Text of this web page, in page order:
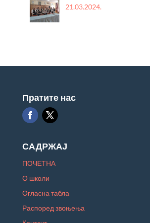
21.03.2024.
Пратите нас
САДРЖАЈ
ПОЧЕТНА
О школи
Огласна табла
Распоред звоњења